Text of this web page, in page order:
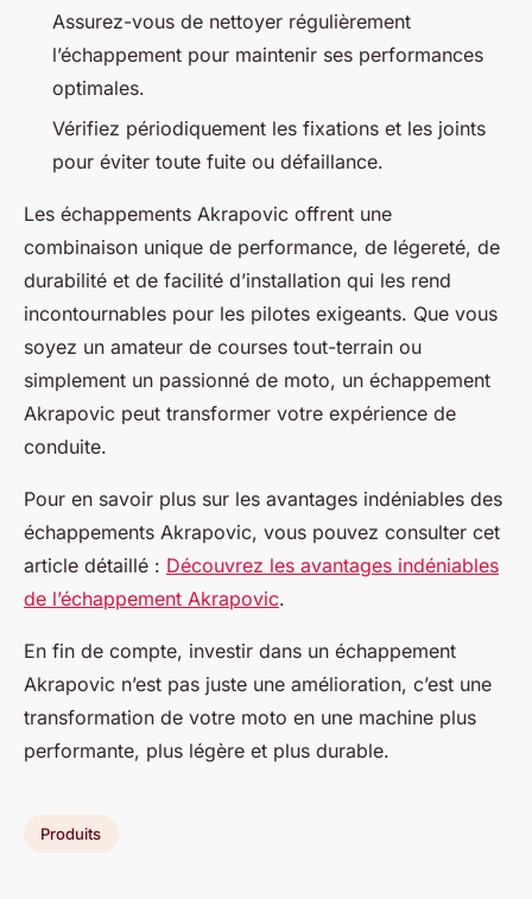
Assurez-vous de nettoyer régulièrement
l’échappement pour maintenir ses performances
optimales.
Vérifiez périodiquement les fixations et les joints
pour éviter toute fuite ou défaillance.
Les échappements Akrapovic offrent une
combinaison unique de performance, de légereté, de
durabilité et de facilité d’installation qui les rend
incontournables pour les pilotes exigeants. Que vous
soyez un amateur de courses tout-terrain ou
simplement un passionné de moto, un échappement
Akrapovic peut transformer votre expérience de
conduite.
Pour en savoir plus sur les avantages indéniables des
échappements Akrapovic, vous pouvez consulter cet
article détaillé : Découvrez les avantages indéniables
de l’échappement Akrapovic.
En fin de compte, investir dans un échappement
Akrapovic n’est pas juste une amélioration, c’est une
transformation de votre moto en une machine plus
performante, plus légère et plus durable.
Produits